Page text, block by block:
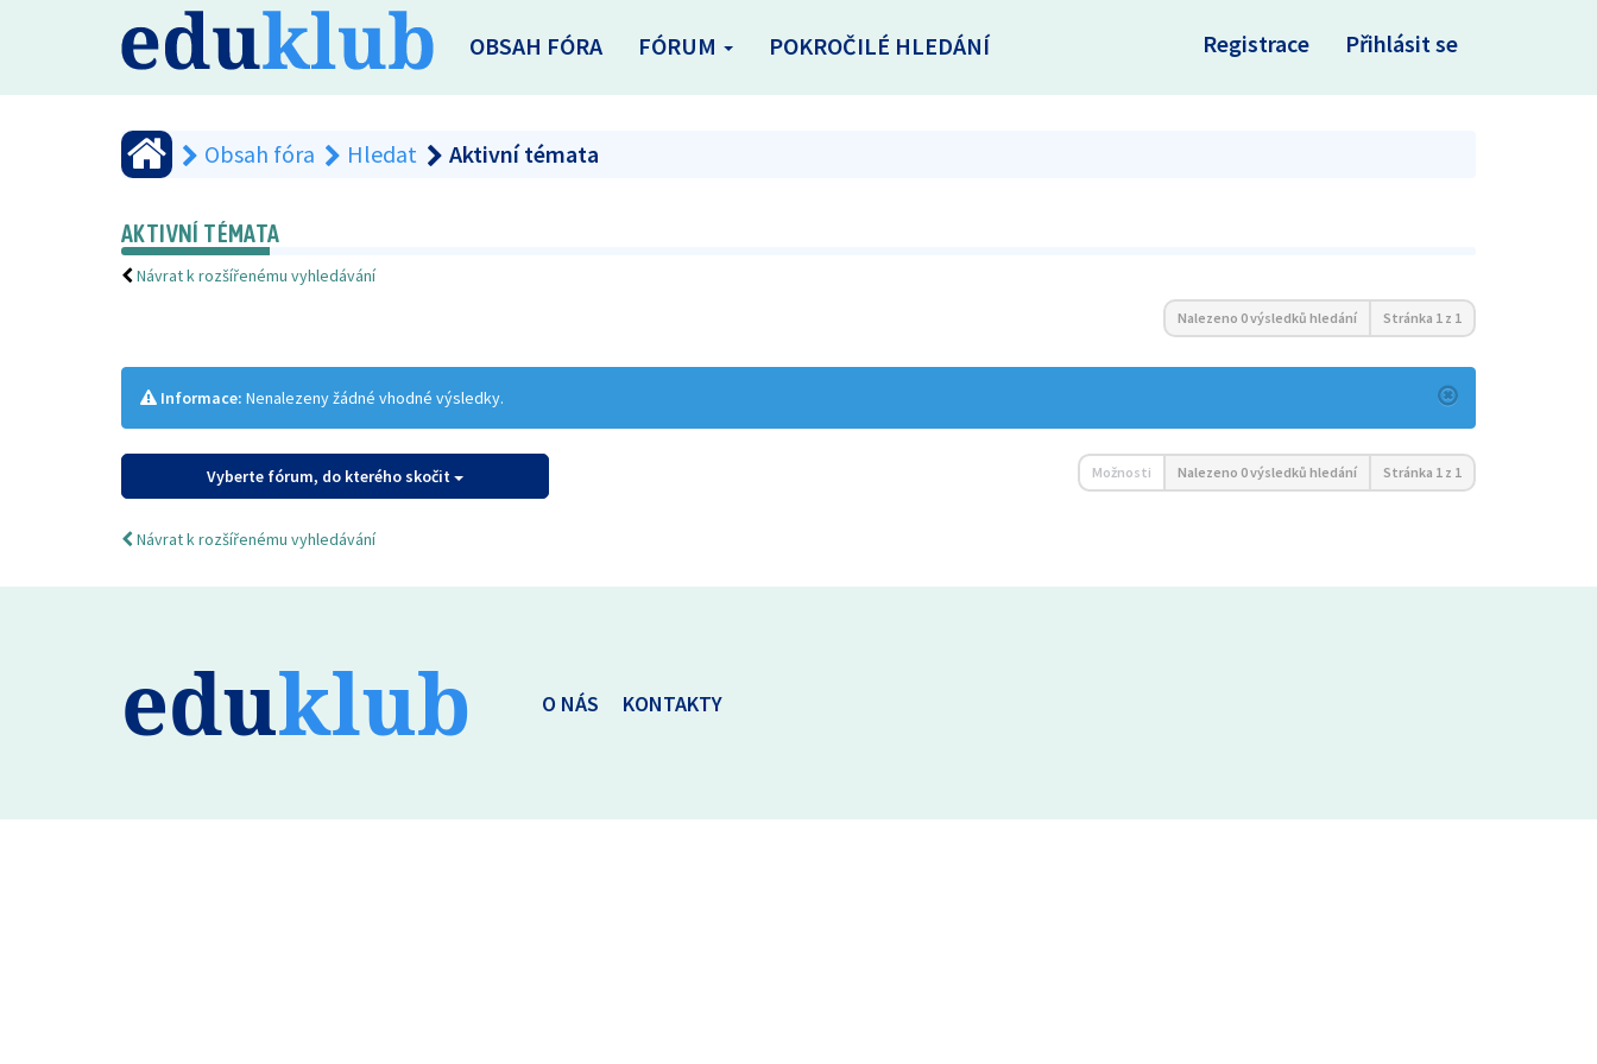
OBSAH FÓRA FÓRUM POKROČILÉ HLEDÁNÍ Registrace Přihlásit se
Obsah fóra Hledat Aktivní témata
AKTIVNÍ TÉMATA
Návrat k rozšířenému vyhledávání
Nalezeno 0 výsledků hledání Stránka 1 z 1
Informace: Nenalezeny žádné vhodné výsledky.
Možnosti Nalezeno 0 výsledků hledání Stránka 1 z 1
Vyberte fórum, do kterého skočit
Návrat k rozšířenému vyhledávání
eduklub O NÁS KONTAKTY